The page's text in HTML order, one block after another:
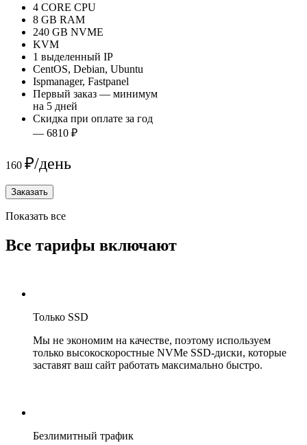
4 CORE CPU
8 GB RAM
240 GB NVME
KVM
1 выделенный IP
CentOS, Debian, Ubuntu
Ispmanager, Fastpanel
Первый заказ — минимум
на 5 дней
Скидка при оплате за год
— 6810 ₽
160 ₽/день
Заказать
Показать все
Все тарифы включают
Только SSD
Мы не экономим на качестве, поэтому используем
только высокоскоростные NVMe SSD-диски, которые
заставят ваш сайт работать максимально быстро.
Безлимитный трафик